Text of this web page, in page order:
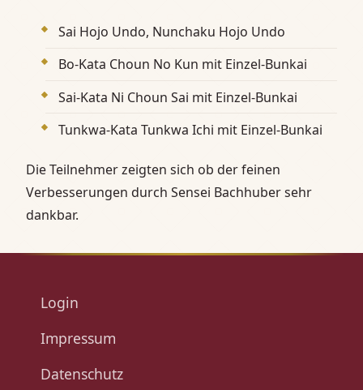
Sai Hojo Undo, Nunchaku Hojo Undo
Bo-Kata Choun No Kun mit Einzel-Bunkai
Sai-Kata Ni Choun Sai mit Einzel-Bunkai
Tunkwa-Kata Tunkwa Ichi mit Einzel-Bunkai
Die Teilnehmer zeigten sich ob der feinen
Verbesserungen durch Sensei Bachhuber sehr
dankbar.
Login
Impressum
Datenschutz